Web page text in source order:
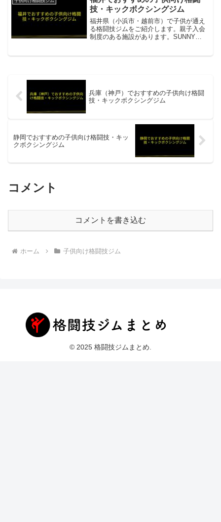
ッチ・マット運動からパン...
技・キックボクシングジム
福井県（小浜市・越前市）で子供が通え
る格闘技ジムをご紹介します。親子入会
制度のある施設があります。SUNNY
兵庫（神戸）でおすすめの子供向け格闘
技・キックボクシングジム
静岡でおすすめの子供向け格闘技・キッ
クボクシングジム
コメント
コメントを書き込む
ホーム 子供向け格闘技ジム
© 2025 格闘技ジムまとめ.